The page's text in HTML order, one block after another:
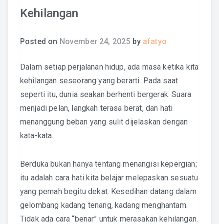
Kehilangan
Posted on November 24, 2025 by afatyo
Dalam setiap perjalanan hidup, ada masa ketika kita
kehilangan seseorang yang berarti. Pada saat
seperti itu, dunia seakan berhenti bergerak. Suara
menjadi pelan, langkah terasa berat, dan hati
menanggung beban yang sulit dijelaskan dengan
kata-kata.
Berduka bukan hanya tentang menangisi kepergian;
itu adalah cara hati kita belajar melepaskan sesuatu
yang pernah begitu dekat. Kesedihan datang dalam
gelombang kadang tenang, kadang menghantam.
Tidak ada cara “benar” untuk merasakan kehilangan.